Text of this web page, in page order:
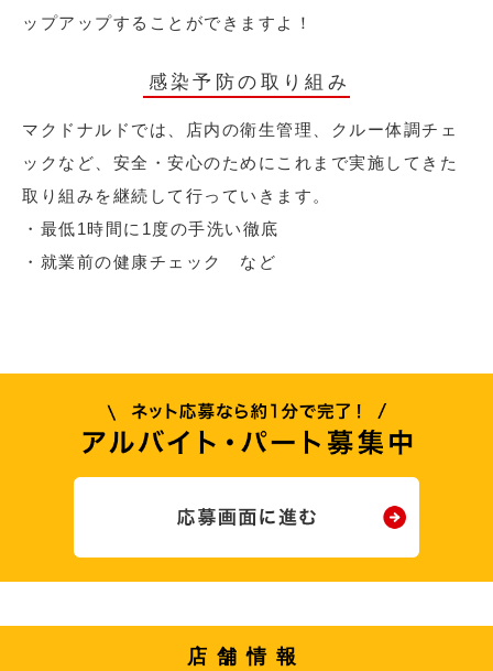
ップアップすることができますよ！
感染予防の取り組み
マクドナルドでは、店内の衛生管理、クルー体調チェ
ックなど、安全・安心のためにこれまで実施してきた
取り組みを継続して行っていきます。
・最低1時間に1度の手洗い徹底
・就業前の健康チェック など
店舗情報